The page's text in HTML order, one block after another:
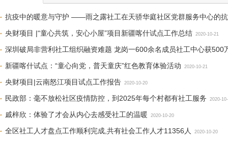
抗疫中的暖意与守护 ——雨之露社工在天骄华庭社区党群服务中心的
央财项目 |“童心共筑，安心小屋”项目新疆喀什试点工作总结 2020-10-21
深圳破局非营利社工组织融资难题 龙岗一600余名成员社工中心获500
新疆喀什试点：“童心向党，普天童庆”红色教育体验活动
2020-10-21
央财项目|云南怒江项目试点工作报告 2020-10-20
民政部：毫不放松社区疫情防控，到2025年每个村都有社工服务 2020-
戚梓欣：体验了才会从内心去感受社工的温暖 2020-10-20
全区社工人才盘点工作顺利完成,共有社会工作人才11356人 2020-10-20